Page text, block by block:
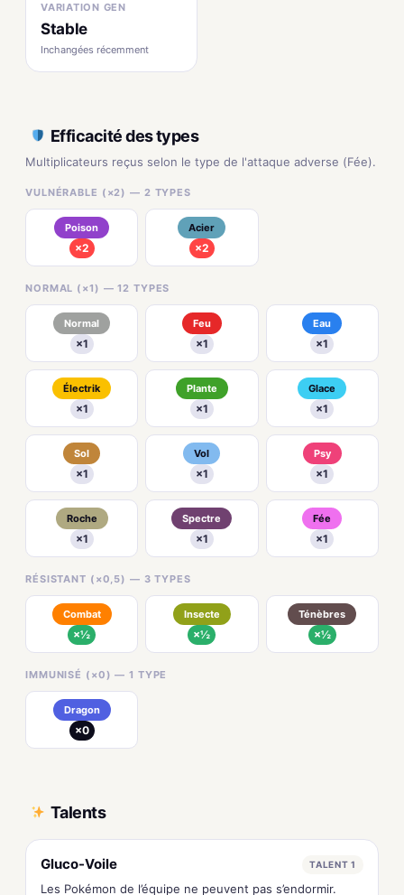
VARIATION GEN
Stable
Inchangées récemment
Efficacité des types
Multiplicateurs reçus selon le type de l'attaque adverse (Fée).
VULNÉRABLE (×2) — 2 TYPES
Poison
×2
Acier
×2
NORMAL (×1) — 12 TYPES
Normal
×1
Feu
×1
Eau
×1
Électrik
×1
Plante
×1
Glace
×1
Sol
×1
Vol
×1
Psy
×1
Roche
×1
Spectre
×1
Fée
×1
RÉSISTANT (×0,5) — 3 TYPES
Combat
×½
Insecte
×½
Ténèbres
×½
IMMUNISÉ (×0) — 1 TYPE
Dragon
×0
Talents
Gluco-Voile TALENT 1
Les Pokémon de l’équipe ne peuvent pas s’endormir.